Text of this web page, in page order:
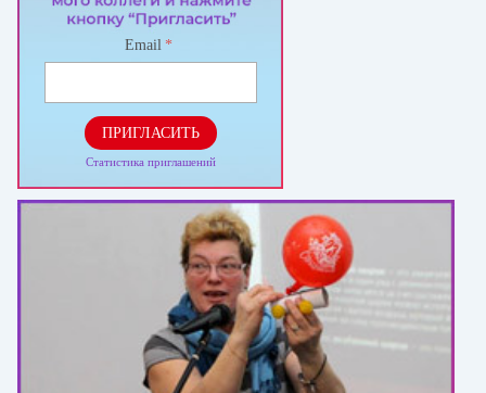
Email *
ПРИГЛАСИТЬ
Статистика приглашений